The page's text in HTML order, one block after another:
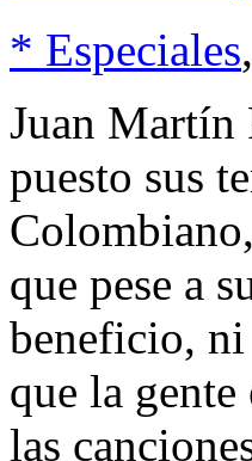
* Especiales,
Juan Martín
puesto sus
que pese a
beneficio,
que la
las